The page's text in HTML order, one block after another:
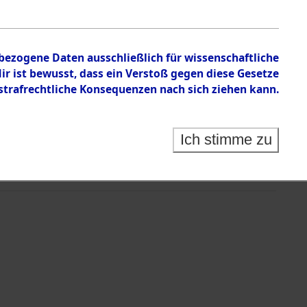
Daten ausschließlich für wissenschaftliche
bewusst, dass ein Verstoß gegen diese Gesetze
Konsequenzen nach sich ziehen kann.
Ich stimme zu